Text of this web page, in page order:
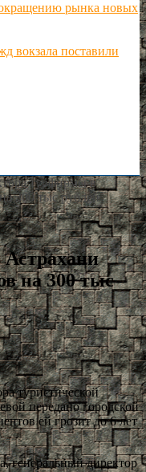
рынка новых
вокзала поставили
турфирмы в
300 тыс рублей
на 300 тыс
туристической
передано городской
ей грозит до 6 лет
генеральный директор